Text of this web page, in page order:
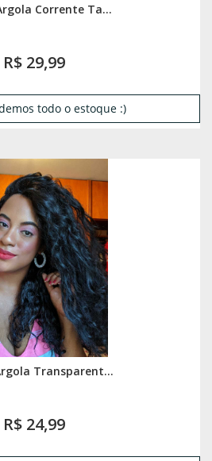
Corrente Ta...
R$ 29,99
todo o estoque :)
Transparent...
R$ 24,99